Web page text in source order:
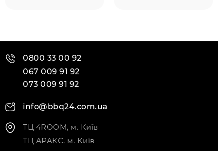
0800 33 00 92
067 009 91 92
073 009 91 92
info@bbq24.com.ua
ТЦ 4ROOM, м. Київ
ТЦ АРАКС, м. Київ